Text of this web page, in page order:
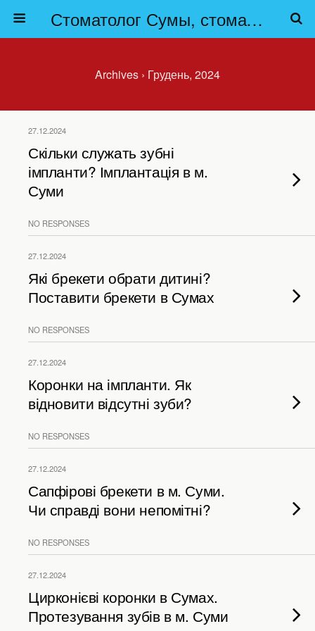
Стоматолог Сумы, стоматологические клиники Сумы, детская стоматология в Сумах. | Частная стоматология Сумы
Archives › Грудень, 2024
27.12.2024
Скільки служать зубні
імпланти? Імплантація в м.
Суми
NO RESPONSES
27.12.2024
Які брекети обрати дитині?
Поставити брекети в Сумах
NO RESPONSES
27.12.2024
Коронки на імпланти. Як
відновити відсутні зуби?
NO RESPONSES
27.12.2024
Сапфірові брекети в м. Суми.
Чи справді вони непомітні?
NO RESPONSES
27.12.2024
Цирконієві коронки в Сумах.
Протезування зубів в м. Суми